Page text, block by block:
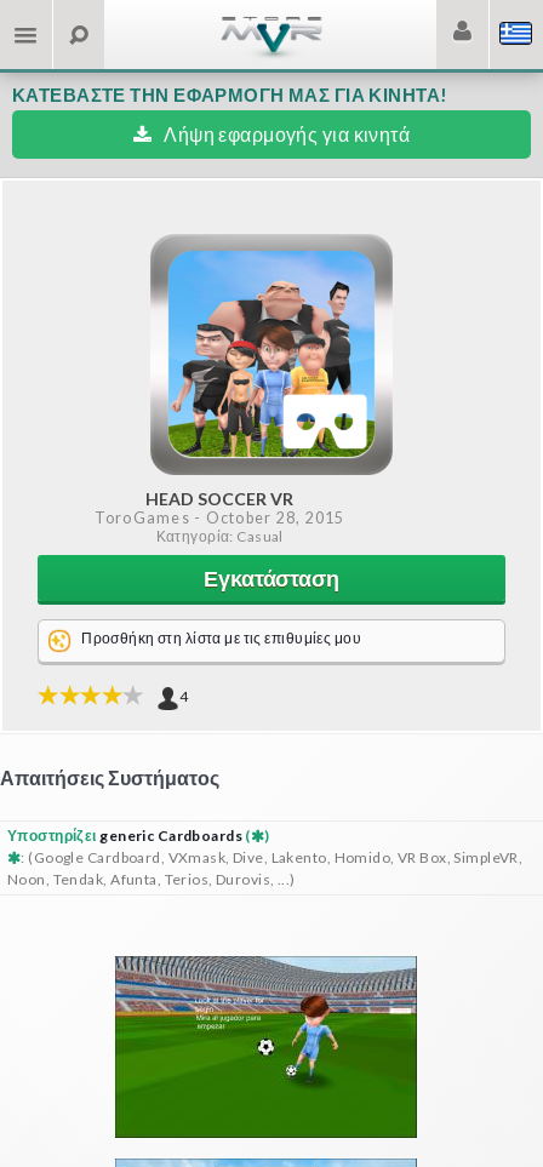
ΚΑΤΕΒΆΣΤΕ ΤΗΝ ΕΦΑΡΜΟΓΉ ΜΑΣ ΓΙΑ ΚΙΝΗΤΆ!
Λήψη εφαρμογής για κινητά
HEAD SOCCER VR
ToroGames - October 28, 2015
Κατηγορία: Casual
Εγκατάσταση
Προσθήκη στη λίστα με τις επιθυμίες μου
4
Απαιτήσεις Συστήματος
Υποστηρίζειgeneric Cardboards (
)
: (Google Cardboard, VXmask, Dive, Lakento, Homido, VR Box, SimpleVR,
Noon, Tendak, Afunta, Terios, Durovis, ...)